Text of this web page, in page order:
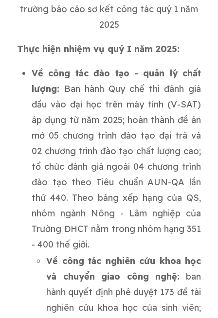
trường báo cáo sơ kết công tác quý 1 năm
2025
Thực hiện nhiệm vụ quý I năm 2025:
Về công tác đào tạo - quản lý chất
lượng: Ban hành Quy chế thi đánh giá
đầu vào đại học trên máy tính (V-SAT)
áp dụng từ năm 2025; hoàn thành đề án
mở 05 chương trình đào tạo đại trà và
02 chương trình đào tạo chất lượng cao;
tổ chức đánh giá ngoài 04 chương trình
đào tạo theo Tiêu chuẩn AUN-QA lần
thứ 440. Theo bảng xếp hạng của QS,
nhóm ngành Nông - Lâm nghiệp của
Trường ĐHCT nằm trong nhóm hạng 351
- 400 thế giới.
Về công tác nghiên cứu khoa học
và chuyển giao công nghệ:
ban
hành quyết định phê duyệt 173 đề tài
nghiên cứu khoa học của sinh viên;